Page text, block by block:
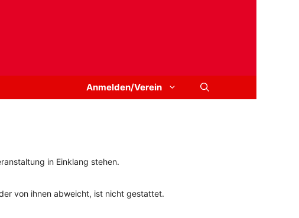
Anmelden/Verein
in Einklang stehen.
von ihnen abweicht, ist nicht gestattet.